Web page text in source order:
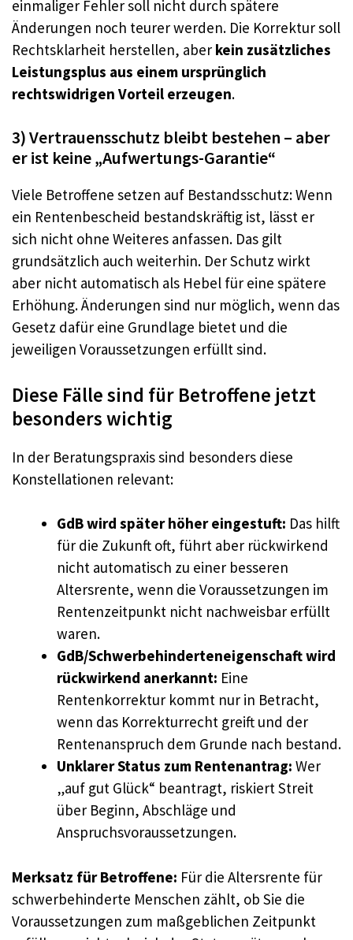
einmaliger Fehler soll nicht durch spätere
Änderungen noch teurer werden. Die Korrektur soll
Rechtsklarheit herstellen, aber kein zusätzliches
Leistungsplus aus einem ursprünglich
rechtswidrigen Vorteil erzeugen.
3) Vertrauensschutz bleibt bestehen – aber
er ist keine „Aufwertungs-Garantie“
Viele Betroffene setzen auf Bestandsschutz: Wenn
ein Rentenbescheid bestandskräftig ist, lässt er
sich nicht ohne Weiteres anfassen. Das gilt
grundsätzlich auch weiterhin. Der Schutz wirkt
aber nicht automatisch als Hebel für eine spätere
Erhöhung. Änderungen sind nur möglich, wenn das
Gesetz dafür eine Grundlage bietet und die
jeweiligen Voraussetzungen erfüllt sind.
Diese Fälle sind für Betroffene jetzt
besonders wichtig
In der Beratungspraxis sind besonders diese
Konstellationen relevant:
GdB wird später höher eingestuft: Das hilft
für die Zukunft oft, führt aber rückwirkend
nicht automatisch zu einer besseren
Altersrente, wenn die Voraussetzungen im
Rentenzeitpunkt nicht nachweisbar erfüllt
waren.
GdB/Schwerbehinderteneigenschaft wird
rückwirkend anerkannt: Eine
Rentenkorrektur kommt nur in Betracht,
wenn das Korrekturrecht greift und der
Rentenanspruch dem Grunde nach bestand.
Unklarer Status zum Rentenantrag: Wer
„auf gut Glück“ beantragt, riskiert Streit
über Beginn, Abschläge und
Anspruchsvoraussetzungen.
Merksatz für Betroffene: Für die Altersrente für
schwerbehinderte Menschen zählt, ob Sie die
Voraussetzungen zum maßgeblichen Zeitpunkt